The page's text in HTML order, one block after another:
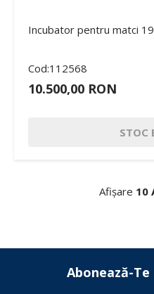
Incubator pentru matci
Cod:112568
10.500,00 RON
STOC
Afișare 10
Abonează-